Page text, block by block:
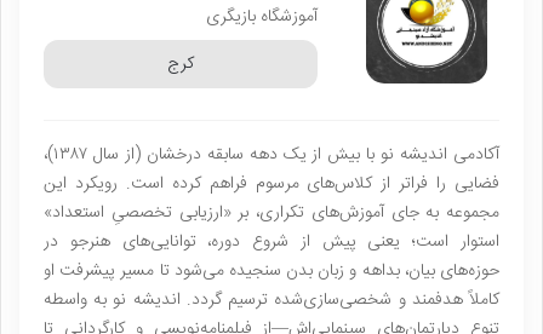
آموزشگاه بازیگری
کرج
آکادمی اندیشه نو با بیش از یک دهه سابقه درخشان (از سال ۱۳۸۷)،
فضایی را فراتر از کلاس‌های مرسوم فراهم کرده است. رویکرد این
مجموعه به جای آموزش‌های تکراری، بر «ارزیابی تخصصیِ استعداد»
استوار است؛ یعنی پیش از شروع دوره، توانایی‌های هنرجو در
حوزه‌های بیان، بداهه و زبان بدن سنجیده می‌شود تا مسیر پیشرفت او
کاملاً هدفمند و شخصی‌سازی‌شده ترسیم گردد. اندیشه نو به واسطه